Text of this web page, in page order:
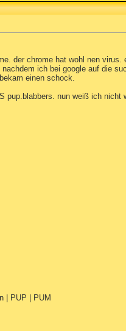
der chrome hat wohl nen virus.
ich bei google auf die
einen schock.
pup.blabbers. nun weiß ich nicht
| PUP | PUM